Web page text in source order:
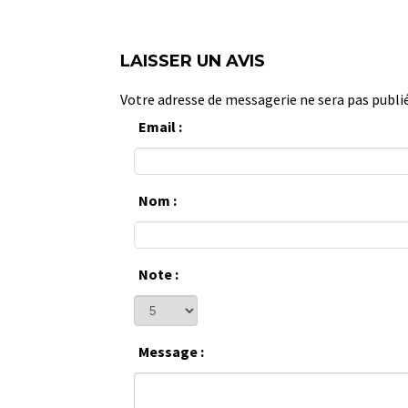
LAISSER UN AVIS
Votre adresse de messagerie ne sera pas
Email :
Nom :
Note :
Message :